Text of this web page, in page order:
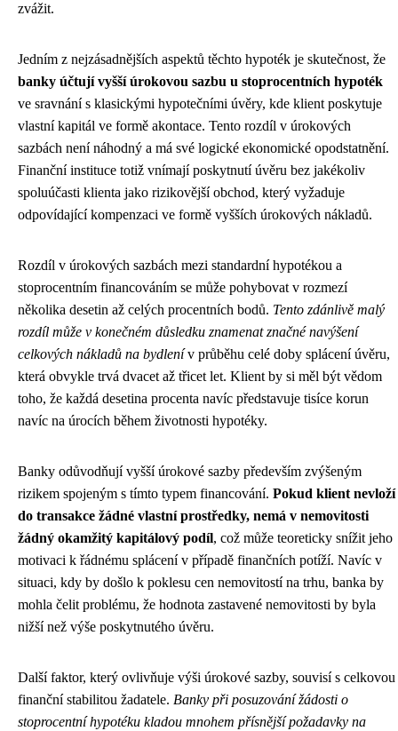
zvážit.
Jedním z nejzásadnějších aspektů těchto hypoték je skutečnost, že
banky účtují vyšší úrokovou sazbu u stoprocentních hypoték
ve sravnání s klasickými hypotečními úvěry, kde klient poskytuje
vlastní kapitál ve formě akontace. Tento rozdíl v úrokových
sazbách není náhodný a má své logické ekonomické opodstatnění.
Finanční instituce totiž vnímají poskytnutí úvěru bez jakékoliv
spoluúčasti klienta jako rizikovější obchod, který vyžaduje
odpovídající kompenzaci ve formě vyšších úrokových nákladů.
Rozdíl v úrokových sazbách mezi standardní hypotékou a
stoprocentním financováním se může pohybovat v rozmezí
několika desetin až celých procentních bodů. Tento zdánlivě malý
rozdíl může v konečném důsledku znamenat značné navýšení
celkových nákladů na bydlenív průběhu celé doby splácení úvěru,
která obvykle trvá dvacet až třicet let. Klient by si měl být vědom
toho, že každá desetina procenta navíc představuje tisíce korun
navíc na úrocích během životnosti hypotéky.
Banky odůvodňují vyšší úrokové sazby především zvýšeným
rizikem spojeným s tímto typem financování. Pokud klient nevloží
do transakce žádné vlastní prostředky, nemá v nemovitosti
žádný okamžitý kapitálový podíl, což může teoreticky snížit jeho
motivaci k řádnému splácení v případě finančních potíží. Navíc v
situaci, kdy by došlo k poklesu cen nemovitostí na trhu, banka by
mohla čelit problému, že hodnota zastavené nemovitosti by byla
nižší než výše poskytnutého úvěru.
Další faktor, který ovlivňuje výši úrokové sazby, souvisí s celkovou
finanční stabilitou žadatele. Banky při posuzování žádosti o
stoprocentní hypotéku kladou mnohem přísnější požadavky na